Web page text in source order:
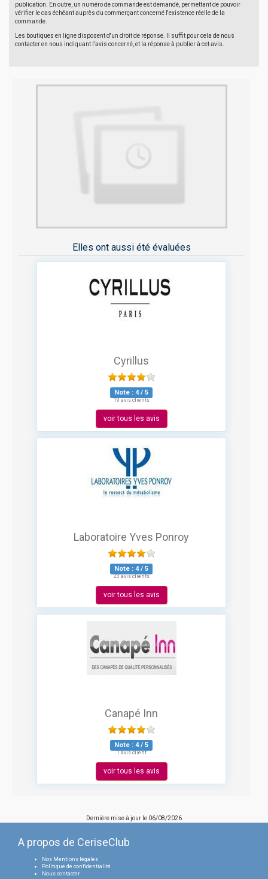
publication. En outre, un numéro de commande est demandé, permettant de pouvoir
vérifier le cas échéant auprès du commerçant concerné l'existence réelle de la
commande.
Les boutiques en ligne disposent d'un droit de réponse. Il suffit pour cela de nous
contacter en nous indiquant l'avis concerné, et la réponse à publier à cet avis.
Elles ont aussi été évaluées
Cyrillus
Note : 4/ 5
19 avis clients
voir tous les avis
Laboratoire Yves Ponroy
Note : 4/ 5
23 avis clients
voir tous les avis
Canapé Inn
Note : 4/ 5
1 avis client
voir tous les avis
Dernière mise à jour le 06/08/2026
A propos de CeriseClub
Nos Mentions légales
Politique de confidentialité
Nous contacter